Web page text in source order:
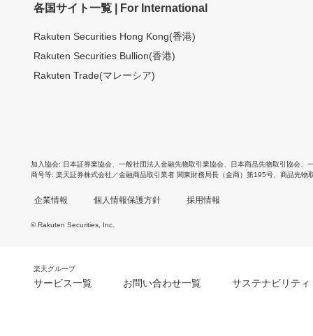
各国サイト一覧 | For International
Rakuten Securities Hong Kong(香港)
Rakuten Securities Bullion(香港)
Rakuten Trade(マレーシア)
加入協会 日本証券業協会 一般社団法人金融先物取引業協会 日本商品先物取引協会
商号等 楽天証券株式会社／金融商品取引業者 関東財務局長（金商）第195号、商品先物
企業情報 個人情報保護方針 採用情報
© Rakuten Securities, Inc.
楽天グループ
サービス一覧 お問い合わせ一覧 サステナビリティ